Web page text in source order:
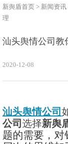
新舆盾首页 > 新闻资讯
理
汕头舆情公司教
2020-12-08
汕头舆情公司
公司 选择新舆
题的需要，